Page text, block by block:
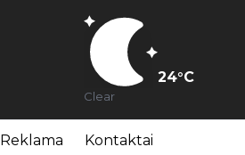
24°C
Clear
Reklama Kontaktai